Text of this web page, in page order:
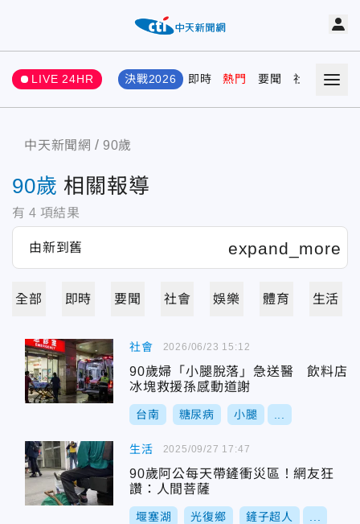
LIVE 24HR 決戰2026 即時 熱門 要聞 社會 娛樂
中天新聞網 90歲
90歲 相關報導
有 4 項結果
全部 即時 要聞 社會 娛樂 體育 生活
社會
90歲婦「小腿脫落」急送醫 飲料店
冰塊救援孫感動道謝
台南 糖尿病 小腿
2026/06/23 15:12
生活
90歲阿公每天帶鏟衝災區！網友狂
讚：人間菩薩
堰塞湖 光復鄉 鏟子超人
2025/09/27 17:47